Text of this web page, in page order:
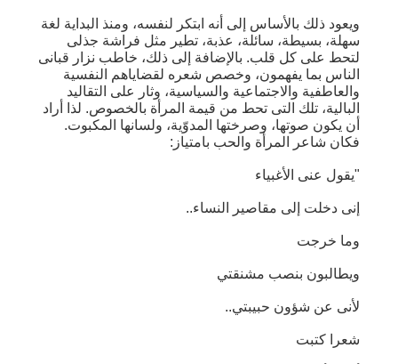
ويعود ذلك بالأساس إلى أنه ابتكر لنفسه، ومنذ البداية لغة
سهلة، بسيطة، سائلة، عذبة، تطير مثل فراشة جذلى
لتحط على كل قلب. بالإضافة إلى ذلك، خاطب نزار قبانى
الناس بما يفهمون، وخصص شعره لقضاياهم النفسية
والعاطفية والاجتماعية والسياسية، وثار على التقاليد
البالية، تلك التى تحط من قيمة المرأة بالخصوص. لذا أراد
أن يكون صوتها، وصرختها المدوّية، ولسانها المكبوت.
فكان شاعر المرأة والحب بامتياز:
"يقول عنى الأغبياء
إنى دخلت إلى مقاصير النساء..
وما خرجت
ويطالبون بنصب مشنقتي
لأنى عن شؤون حبيبتي..
شعرا كتبت